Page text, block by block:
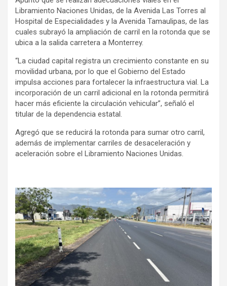
Libramiento Naciones Unidas, de la Avenida Las Torres al
Hospital de Especialidades y la Avenida Tamaulipas, de las
cuales subrayó la ampliación de carril en la rotonda que se
ubica a la salida carretera a Monterrey.
“La ciudad capital registra un crecimiento constante en su
movilidad urbana, por lo que el Gobierno del Estado
impulsa acciones para fortalecer la infraestructura vial. La
incorporación de un carril adicional en la rotonda permitirá
hacer más eficiente la circulación vehicular”, señaló el
titular de la dependencia estatal.
Agregó que se reducirá la rotonda para sumar otro carril,
además de implementar carriles de desaceleración y
aceleración sobre el Libramiento Naciones Unidas.